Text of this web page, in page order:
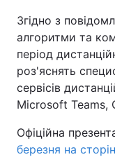
Тема оформлення
Згідно з
алгоритми та
період
роз'яснять
сервісів
Microsoft Teams,
Офіційна
березня на